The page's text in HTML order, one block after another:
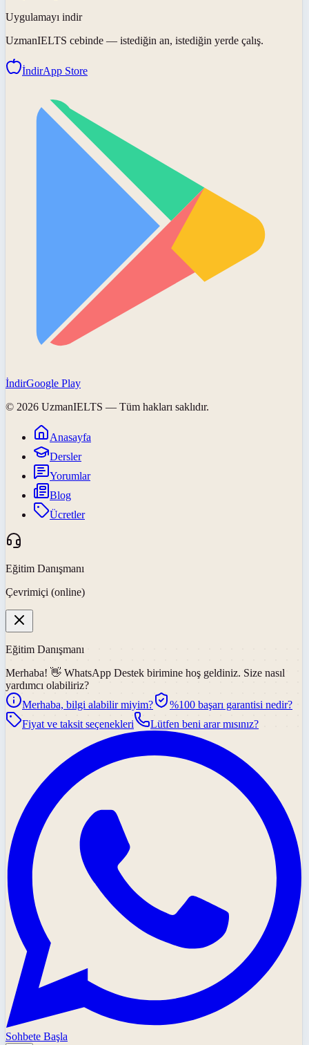
Uygulamayı indir
UzmanIELTS cebinde — istediğin an, istediğin yerde çalış.
İndirApp Store
İndirGoogle Play
© 2026 UzmanIELTS — Tüm hakları saklıdır.
Anasayfa
Dersler
Yorumlar
Blog
Ücretler
Eğitim Danışmanı
Çevrimiçi (online)
Eğitim Danışmanı
Merhaba! 👋 WhatsApp Destek birimine hoş geldiniz. Size nasıl
yardımcı olabiliriz?
Merhaba, bilgi alabilir miyim?
%100 başarı garantisi nedir?
Fiyat ve taksit seçenekleri
Lütfen beni arar mısınız?
Sohbete Başla